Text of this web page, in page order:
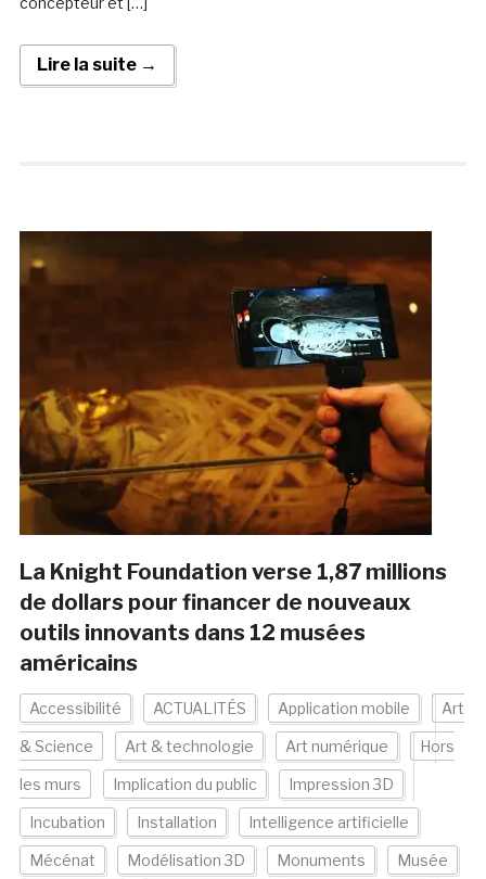
Lire la suite →
La Knight Foundation verse 1,87 millions
de dollars pour financer de nouveaux
outils innovants dans 12 musées
américains
Accessibilité ACTUALITÉS Application mobile Art
& Science Art & technologie Art numérique Hors
les murs Implication du public Impression 3D
Incubation Installation Intelligence artificielle
Mécénat Modélisation 3D Monuments Musée